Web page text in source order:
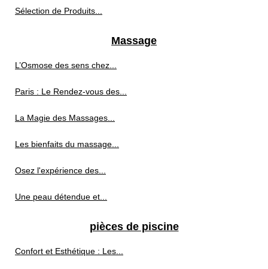
Sélection de Produits...
Massage
L’Osmose des sens chez...
Paris : Le Rendez-vous des...
La Magie des Massages...
Les bienfaits du massage...
Osez l'expérience des...
Une peau détendue et...
pièces de piscine
Confort et Esthétique : Les...